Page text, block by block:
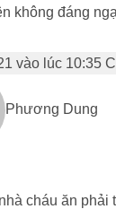
không đáng
vào lúc 10:35
Phương Dung
cháu ăn phải